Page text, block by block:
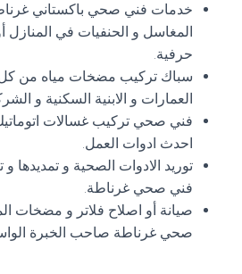
خدمات فني صحي باكستاني
المغاسل و الحنفيات في المنازل
حرفية.
سباك تركيب مضخات مياه من كل
العمارات و الابنية السكنية و
فني صحي تركيب غسالات
احدث ادوات العمل.
توريد الادوات الصحية و تمديدها
فني صحي غرناطة.
صيانة أو اصلاح فلاتر و مضخات
صحي غرناطة صاحب الخبرة